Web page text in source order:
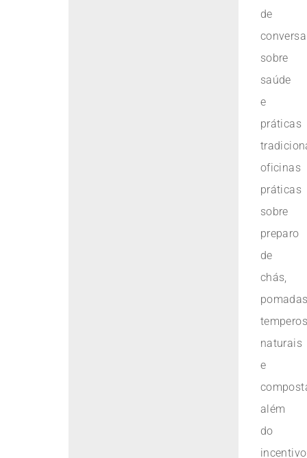
de
conversa
sobre
saúde
e
práticas
oficinas
práticas
sobre
preparo
de
chás,
naturais
e
além
do
incentivo